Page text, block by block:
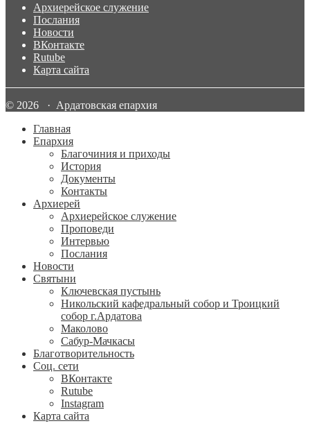
Архиерейское служение
Послания
Новости
ВКонтакте
Rutube
Карта сайта
© 2026 · Ардатовская епархия
Главная
Епархия
Благочиния и приходы
История
Документы
Контакты
Архиерей
Архиерейское служение
Проповеди
Интервью
Послания
Новости
Святыни
Ключевская пустынь
Никольский кафедральный собор и Троицкий
собор г.Ардатова
Маколово
Сабур-Мачкасы
Благотворительность
Соц. сети
ВКонтакте
Rutube
Instagram
Карта сайта